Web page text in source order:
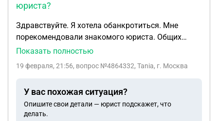
юриста?
Здравствуйте. Я хотела обанкротиться. Мне
порекомендовали знакомого юриста. Общих
знакомых она обанкротила. Мы взяли кредит на
договора. Просто переводом. Юрист 9 мес ничего
ли подать за мошенничество на юриста?
Показать полностью
19 февраля, 21:56, вопрос №4864332, Tania, г. Москва
У вас похожая ситуация?
Опишите свои детали — юрист подскажет, что
делать.